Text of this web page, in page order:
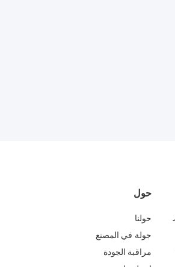
حول
حولنا
جولة في المصنع
مراقبة الجودة